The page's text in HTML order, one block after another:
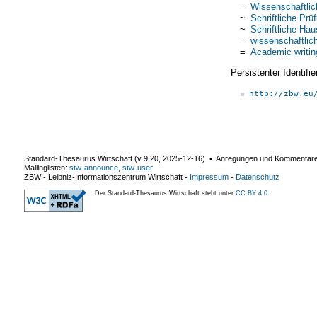
=
~ Schriftliche
~ Schriftliche
=
= Academic
Persistenter
http://
Standard-Thesaurus Wirtschaft (v 9.20 2025-12-16) ▪ Anregungen und
Mailinglisten: stw-announce stw-user
ZBW - Leibniz-Informationszentrum Wirtschaft - Impressum - Datenschutz
Der Standard-Thesaurus Wirtschaft steht unter CC BY 4.0